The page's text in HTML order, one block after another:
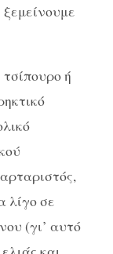
ή
λίγο σε
(γι’ αυτό